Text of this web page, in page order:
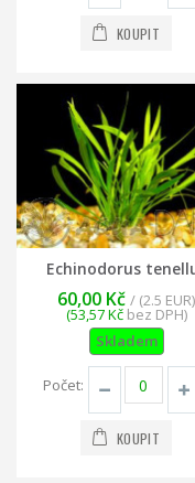
KOUPIT
Echinodorus
60,00 Kč / (2.5 EUR)
(53,57 Kčbez DPH)
Skladem
Počet:
KOUPIT